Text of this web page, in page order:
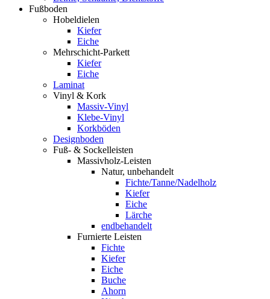
Fußboden
Hobeldielen
Kiefer
Eiche
Mehrschicht-Parkett
Kiefer
Eiche
Laminat
Vinyl & Kork
Massiv-Vinyl
Klebe-Vinyl
Korkböden
Designboden
Fuß- & Sockelleisten
Massivholz-Leisten
Natur, unbehandelt
Fichte/Tanne/Nadelholz
Kiefer
Eiche
Lärche
endbehandelt
Furnierte Leisten
Fichte
Kiefer
Eiche
Buche
Ahorn